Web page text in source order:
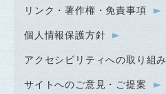
リンク・著作権・免責事項
個人情報保護方針
アクセシビリティへの取り組み
サイトへのご意見・ご提案